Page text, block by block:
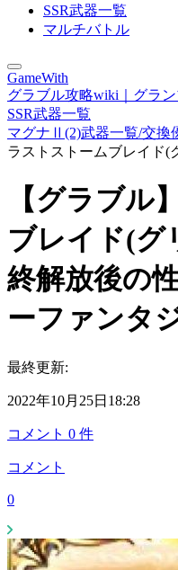
SSR武器一覧
マルチバトル
GameWith
グラブル攻略wiki｜グラ
SSR武器一覧
マグナⅡ(2)武器一覧/交換
ラストストームブレイド(
【グラブル
ブレイド(グ
終解放後の
ーファンタ
最終更新:
2022年10月25日18:28
コメント 0 件
コメント
0